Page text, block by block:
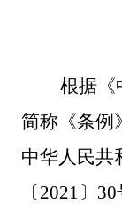
根据《
简称《条例
中华人民共
〔2021〕